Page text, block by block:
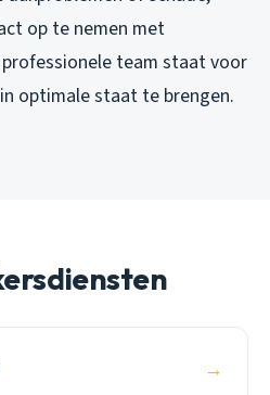
op te nemen met
professionele team staat voor
optimale staat te brengen.
→